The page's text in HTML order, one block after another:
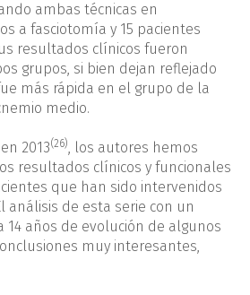
ambas técnicas en
a fasciotomía y 15 pacientes
resultados clínicos fueron
grupos, si bien dejan reflejado
más rápida en el grupo de la
medio.
2013(26), los autores hemos
resultados clínicos y funcionales
que han sido intervenidos
análisis de esta serie con un
14 años de evolución de algunos
muy interesantes,